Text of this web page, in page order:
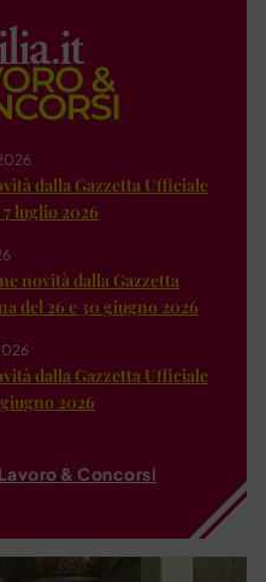
dalla Gazzetta Ufficiale
luglio 2026
novità dalla Gazzetta
del 26 e 30 giugno 2026
dalla Gazzetta Ufficiale
2026
& Concorsi